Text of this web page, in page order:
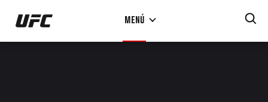
Pasar
contenido
MENÚ